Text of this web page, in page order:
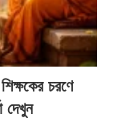
চরণে
দেখুন